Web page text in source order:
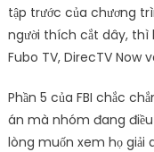
tập trước của chương
người thích cắt dây, thì
Fubo TV, DirecTV Now
Phần 5 của FBI chắc
án mà nhóm đang
lòng muốn xem họ giải